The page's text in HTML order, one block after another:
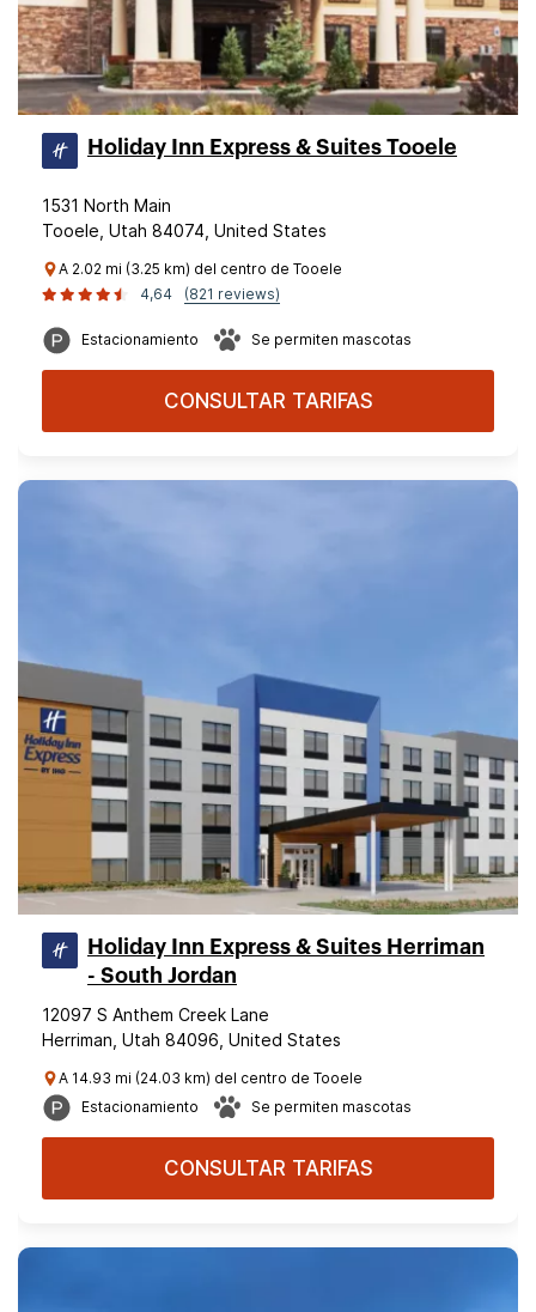
Holiday Inn Express & Suites Tooele
1531 North Main
Tooele, Utah 84074, United States
A 2.02 mi (3.25 km) del centro de Tooele
4,64
(821 reviews)
Estacionamiento Se permiten mascotas
CONSULTAR TARIFAS
Holiday Inn Express & Suites Herriman
- South Jordan
12097 S Anthem Creek Lane
Herriman, Utah 84096, United States
A 14.93 mi (24.03 km) del centro de Tooele
Estacionamiento
Se permiten mascotas
CONSULTAR TARIFAS